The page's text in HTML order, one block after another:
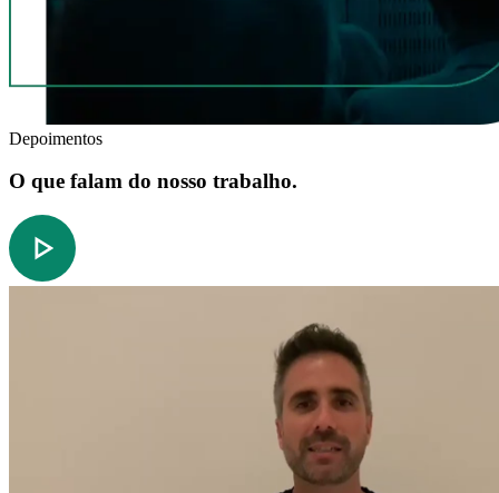
Depoimentos
O que falam do nosso trabalho.